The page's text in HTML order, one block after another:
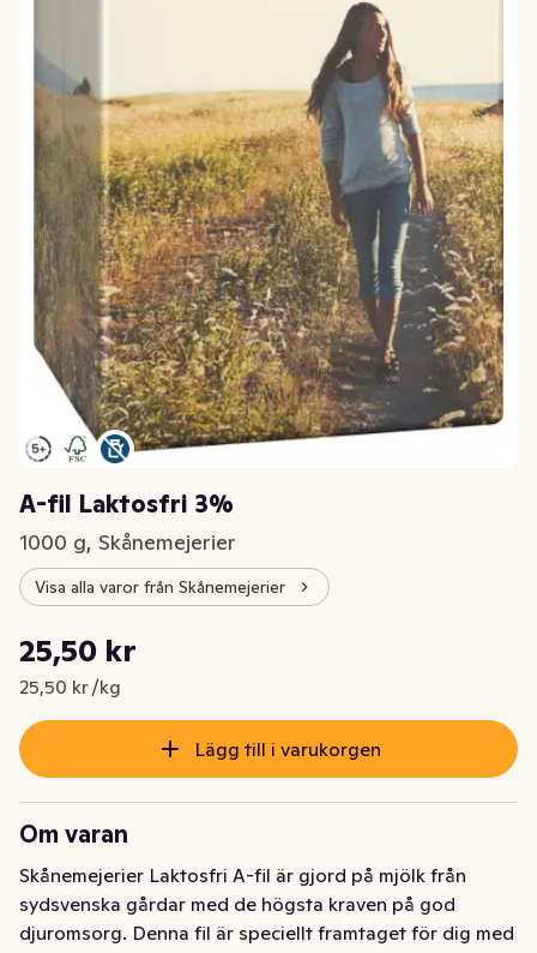
A-fil Laktosfri 3%
1000 g, Skånemejerier
Visa alla varor från Skånemejerier
Nuvarande pris är: 25,50 kr
25,50 kr
25,50 kr /kg
Styckpris: 25,50 kr /kg
Lägg till i varukorgen
Om varan
Skånemejerier Laktosfri A-fil är gjord på mjölk från
sydsvenska gårdar med de högsta kraven på god
djuromsorg. Denna fil är speciellt framtaget för dig med